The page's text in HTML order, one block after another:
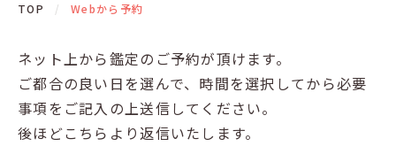
TOP / Webから予約
ネット上から鑑定のご予約が頂けます。
ご都合の良い日を選んで、時間を選択してから必要
事項をご記入の上送信してください。
後ほどこちらより返信いたします。